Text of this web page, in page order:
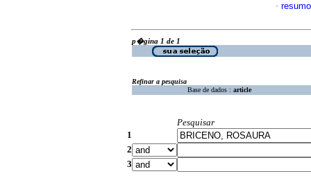
·
p�gina 1 de 1
Refinar a pesquisa
Base de dados : article
Pesquisar
1
2
3